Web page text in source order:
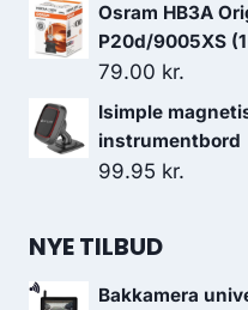
Osram HB3A
P20d/9005XS
79.00 kr.
Isimple
instrumentbord
99.95 kr.
NYE TILBUD
Bakkamera